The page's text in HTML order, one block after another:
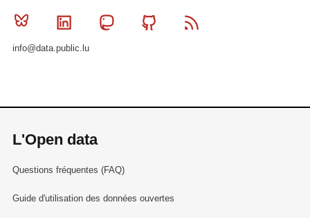
Bluesky Linkedin MastodonGithub
info@data.public.lu
L'Open data
Questions fréquentes (FAQ)
Guide d'utilisation des données ouvertes